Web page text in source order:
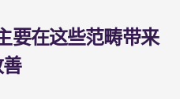
要在这些范畴带来